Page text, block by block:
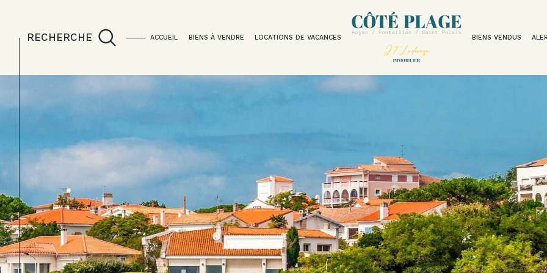
ACCUEIL BIENS À VENDRE LOCATIONS DE VACANCES BIENS VENDUS
RECHERCHE
de l'ancien
du neuf
de l'immo pro
TYPE DE BIEN
Voir les130annonces